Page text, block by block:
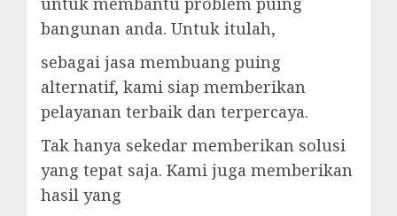
bangunan anda. Untuk itulah,
sebagai jasa membuang puing
alternatif, kami siap memberikan
pelayanan terbaik dan terpercaya.
Tak hanya sekedar memberikan solusi
yang tepat saja. Kami juga memberikan
hasil yang